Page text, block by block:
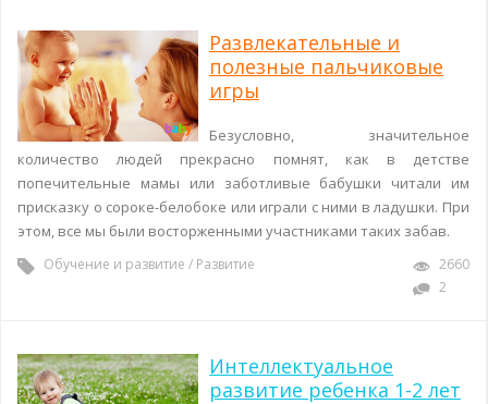
Развлекательные и
полезные пальчиковые
игры
Безусловно, значительное
количество людей прекрасно помнят, как в детстве
попечительные мамы или заботливые бабушки читали им
присказку о сороке-белобоке или играли с ними в ладушки. При
этом, все мы были восторженными участниками таких забав.
Обучение и развитие / Развитие
2660
2
Интеллектуальное
развитие ребенка 1-2 лет